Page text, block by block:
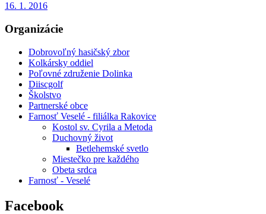
16. 1. 2016
Organizácie
Dobrovoľný hasičský zbor
Kolkársky oddiel
Poľovné združenie Dolinka
Diiscgolf
Školstvo
Partnerské obce
Farnosť Veselé - filiálka Rakovice
Kostol sv. Cyrila a Metoda
Duchovný život
Betlehemské svetlo
Miestečko pre každého
Obeta srdca
Farnosť - Veselé
Facebook